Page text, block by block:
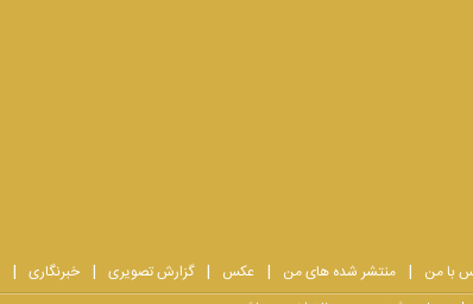
با من منتشر شده های من عکس گزارش تصویری خبرنگاری